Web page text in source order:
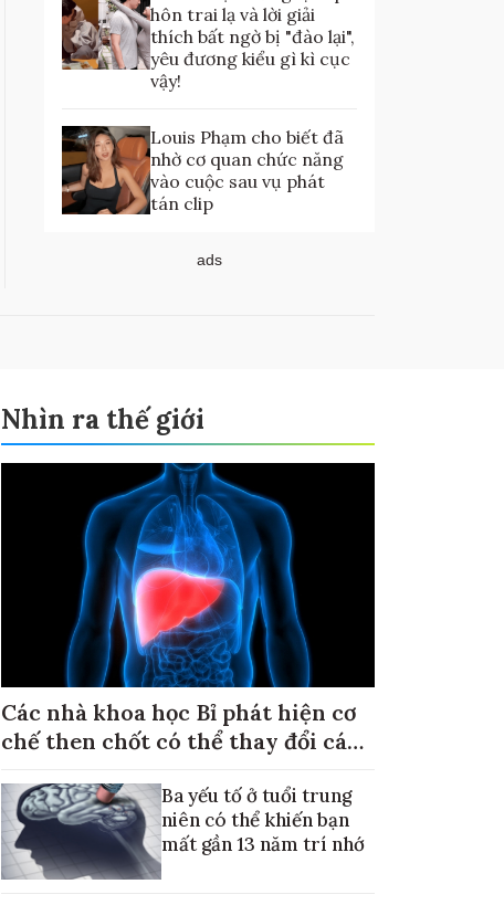
hôn trai lạ và lời giải
thích bất ngờ bị "đào lại",
yêu đương kiểu gì kì cục
vậy!
Louis Phạm cho biết đã
nhờ cơ quan chức năng
vào cuộc sau vụ phát
tán clip
ads
Nhìn ra thế giới
Các nhà khoa học Bỉ phát hiện cơ
chế then chốt có thể thay đổi cách
Ba yếu tố ở tuổi trung
niên có thể khiến bạn
mất gần 13 năm trí nhớ